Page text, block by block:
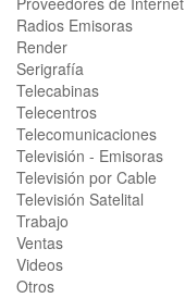
Radios Emisoras
Render
Serigrafía
Telecabinas
Telecentros
Telecomunicaciones
Televisión - Emisoras
Televisión por Cable
Televisión Satelital
Trabajo
Ventas
Videos
Otros